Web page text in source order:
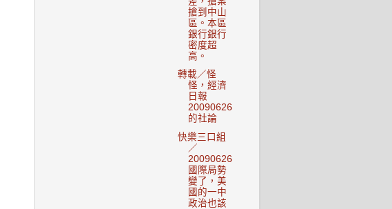
搶到中山
區。本區
銀行銀行
密度超
高。
轉載／怪
怪，經濟
日報
20090626
的社論
快樂三口組
／
20090626
國際局勢
變了，美
國的一中
政治也該